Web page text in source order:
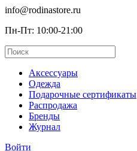
info@rodinastore.ru
Пн-Пт: 10:00-21:00
Аксессуары
Одежда
Подарочные сертификаты
Распродажа
Бренды
Журнал
Войти